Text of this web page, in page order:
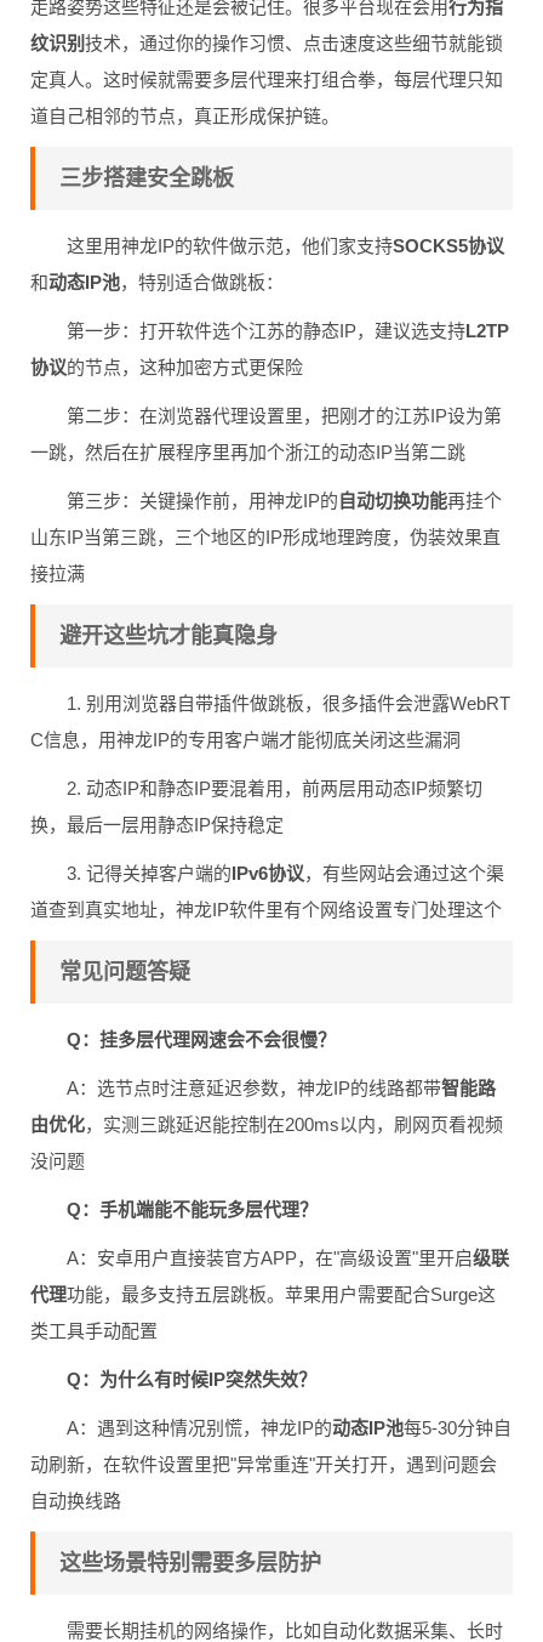
走路姿势这些特征还是会被记住。很多平台现在会用行为指
纹识别 技术，通过你的操作习惯、点击速度这些细节就能锁
定真人。这时候就需要多层代理来打组合拳，每层代理只知
道自己相邻的节点，真正形成保护链。
三步搭建安全跳板
这里用神龙IP的软件做示范，他们家支持SOCKS5协议
和动态IP池，特别适合做跳板：
第一步：打开软件选个江苏的静态IP，建议选支持L2TP
协议的节点，这种加密方式更保险
第二步：在浏览器代理设置里，把刚才的江苏IP设为第
一跳，然后在扩展程序里再加个浙江的动态IP当第二跳
第三步：关键操作前，用神龙IP的自动切换功能再挂个
山东IP当第三跳，三个地区的IP形成地理跨度，伪装效果直
接拉满
避开这些坑才能真隐身
1. 别用浏览器自带插件做跳板，很多插件会泄露WebRT
C信息，用神龙IP的专用客户端才能彻底关闭这些漏洞
2. 动态IP和静态IP要混着用，前两层用动态IP频繁切
换，最后一层用静态IP保持稳定
3. 记得关掉客户端的IPv6协议，有些网站会通过这个渠
道查到真实地址，神龙IP软件里有个网络设置专门处理这个
常见问题答疑
Q：挂多层代理网速会不会很慢？
A：选节点时注意延迟参数，神龙IP的线路都带智能路
由优化，实测三跳延迟能控制在200ms以内，刷网页看视频
没问题
Q：手机端能不能玩多层代理？
A：安卓用户直接装官方APP，在"高级设置"里开启级联
代理功能，最多支持五层跳板。苹果用户需要配合Surge这
类工具手动配置
Q：为什么有时候IP突然失效？
A：遇到这种情况别慌，神龙IP的动态IP池每5-30分钟自
动刷新，在软件设置里把"异常重连"开关打开，遇到问题会
自动换线路
这些场景特别需要多层防护
需要长期挂机的网络操作，比如自动化数据采集、长时